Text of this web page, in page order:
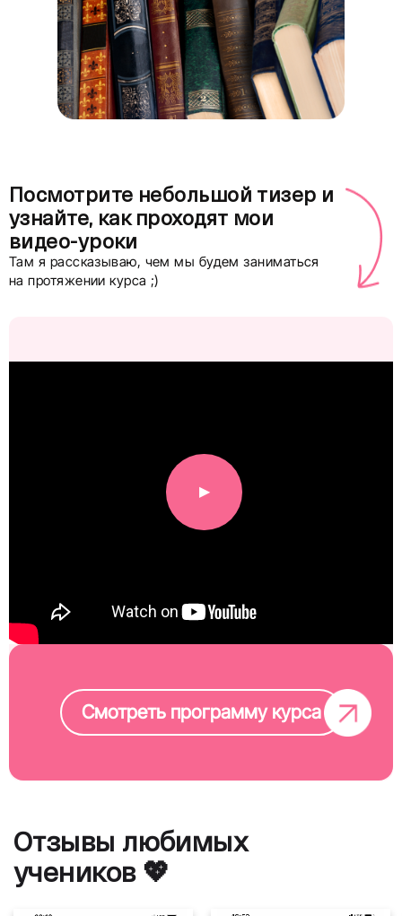
Посмотрите небольшой тизер и
узнайте, как проходят мои
видео-уроки
Там я рассказываю, чем мы будем заниматься
на протяжении курса ;)
▶
Смотреть программу курса
Отзывы любимых
учеников 💖